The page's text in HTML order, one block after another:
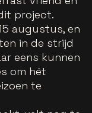
project.
augustus, en
in de strijd
eens kunnen
om hét
te